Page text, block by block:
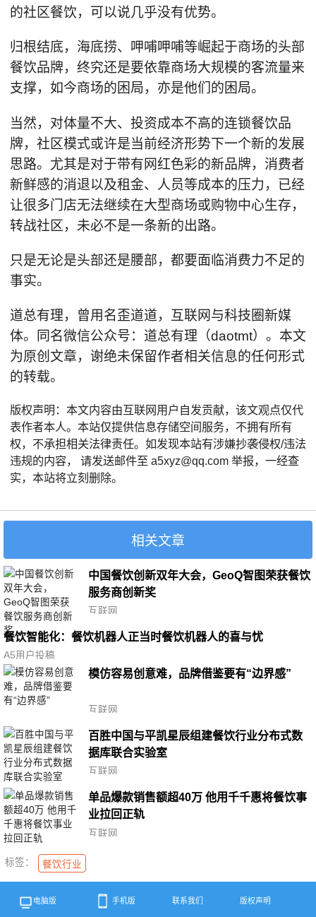
的社区餐饮，可以说几乎没有优势。
归根结底，海底捞、呷哺呷哺等崛起于商场的头部
餐饮品牌，终究还是要依靠商场大规模的客流量来
支撑，如今商场的困局，亦是他们的困局。
当然，对体量不大、投资成本不高的连锁餐饮品
牌，社区模式或许是当前经济形势下一个新的发展
思路。尤其是对于带有网红色彩的新品牌，消费者
新鲜感的消退以及租金、人员等成本的压力，已经
让很多门店无法继续在大型商场或购物中心生存，
转战社区，未必不是一条新的出路。
只是无论是头部还是腰部，都要面临消费力不足的
事实。
道总有理，曾用名歪道道，互联网与科技圈新媒
体。同名微信公众号：道总有理（daotmt）。本文
为原创文章，谢绝未保留作者相关信息的任何形式
的转载。
版权声明：本文内容由互联网用户自发贡献，该文观点仅代
表作者本人。本站仅提供信息存储空间服务，不拥有所有
权，不承担相关法律责任。如发现本站有涉嫌抄袭侵权/违法
违规的内容， 请发送邮件至 a5xyz@qq.com 举报，一经查
实，本站将立刻删除。
相关文章
中国餐饮创新双年大会，GeoQ智图荣获餐饮
服务商创新奖
互联网
餐饮智能化：餐饮机器人正当时餐饮机器人的喜与忧
A5用户投稿
模仿容易创意难，品牌借鉴要有“边界感”
互联网
百胜中国与平凯星辰组建餐饮行业分布式数
据库联合实验室
互联网
单品爆款销售额超40万 他用千千惠将餐饮事
业拉回正轨
互联网
标签： 餐饮行业
电脑版 手机版 联系我们 版权声明